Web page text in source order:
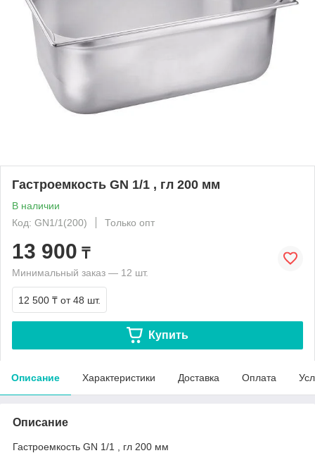
Гастроемкость GN 1/1 , гл 200 мм
В наличии
Код: GN1/1(200)
Только опт
13 900 ₸
Минимальный заказ — 12 шт.
12 500 ₸ от 48 шт.
Купить
Описание Характеристики Доставка Оплата
Описание
Гастроемкость GN 1/1 , гл 200 мм